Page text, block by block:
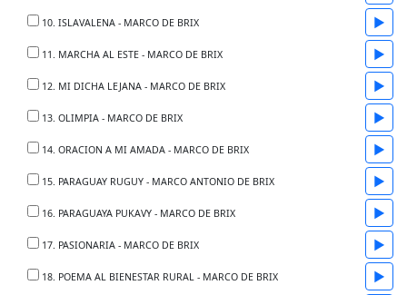
10. ISLAVALENA - MARCO DE BRIX ▶
11. MARCHA AL ESTE - MARCO DE BRIX ▶
12. MI DICHA LEJANA - MARCO DE BRIX ▶
13. OLIMPIA - MARCO DE BRIX ▶
14. ORACION A MI AMADA - MARCO DE BRIX ▶
15. PARAGUAY RUGUY - MARCO ANTONIO DE BRIX ▶
16. PARAGUAYA PUKAVY - MARCO DE BRIX ▶
17. PASIONARIA - MARCO DE BRIX ▶
18. POEMA AL BIENESTAR RURAL - MARCO DE BRIX ▶